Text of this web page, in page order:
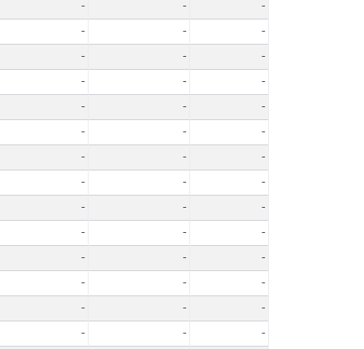
- -
-
- -
-
- -
-
- -
-
- -
-
- -
-
- -
-
- -
-
- -
-
- -
-
- -
-
- -
-
- -
-
- -
-